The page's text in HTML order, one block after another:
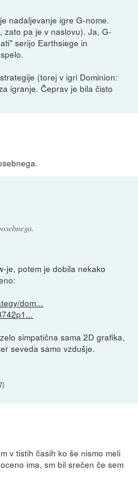
nadaljevanje igre G-nome.
zato pa je v naslovu). Ja, G-
serijo Earthsiege in
(torej v igri Dominion:
igranje. Čeprav je bila čisto
je, potem je dobila nekako
dom...
simpatična sama 2D grafika,
seveda samo vzdušje.
)
v tistih časih ko še nismo meli
ima, sm bil srečen če sem